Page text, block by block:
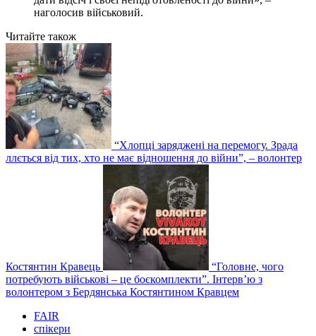
наголосив військовий.
Читайте також
“Хлопці заряджені на перемогу. Зрада
ллється від тих, хто не має відношення до війни”, – волонтер
Костянтин Кравець
“Головне, чого
потребують військові – це боєкомплекти”. Інтерв’ю з
волонтером з Бердянська Костянтином Кравцем
FAIR
спікери